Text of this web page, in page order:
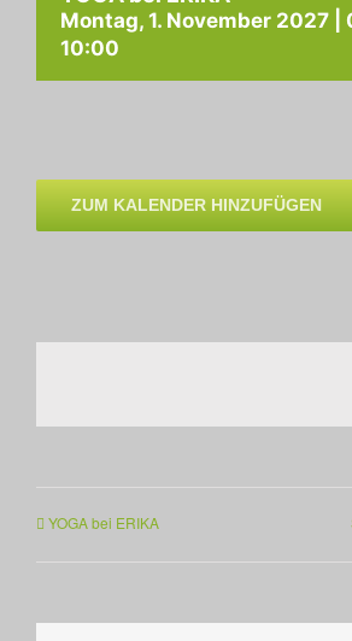
Montag, 1. November 2027 |
10:00
ZUM KALENDER HINZUFÜGEN
YOGA bei ERIKA